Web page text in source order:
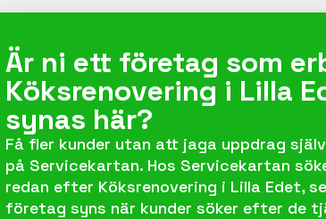
Är ni ett företag som
Köksrenovering i Lilla
synas här?
Få fler kunder utan att jaga uppdrag
på Servicekartan. Hos Servicekartan
redan efter Köksrenovering i Lilla Edet,
företag syns när kunder söker efter de